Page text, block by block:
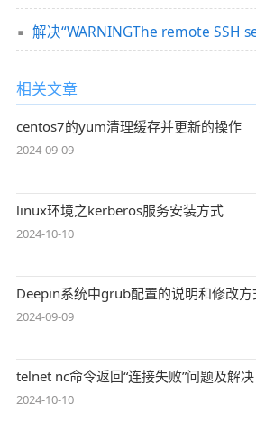
相关文章
centos7的yum清理缓存并更新的操作
2024-09-09
linux环境之kerberos服务安装方式
2024-10-10
Deepin系统中grub配置的说明和修改方
2024-09-09
telnet nc命令返回“连接失败”问题及解决
2024-10-10